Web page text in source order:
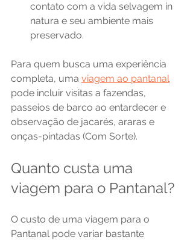
contato com a vida selvagem in
natura e seu ambiente mais
preservado.
Para quem busca uma experiência
completa, uma viagem ao pantanal
pode incluir visitas a fazendas,
passeios de barco ao entardecer e
observação de jacarés, araras e
onças-pintadas (Com Sorte).
Quanto custa uma
viagem para o Pantanal?
O custo de uma viagem para o
Pantanal pode variar bastante